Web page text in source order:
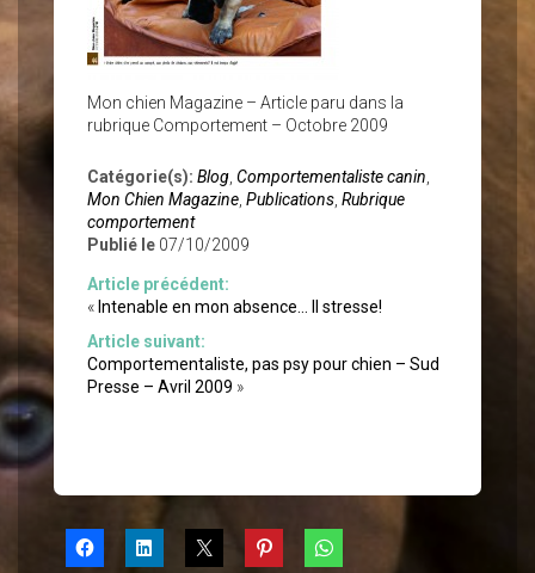
Mon chien Magazine – Article paru dans la
rubrique Comportement – Octobre 2009
Catégorie(s): Blog Comportementaliste canin
Mon Chien Magazine Publications Rubrique
comportement
Publié le 07/10/2009
Article précédent:
«Intenable en mon absence… Il stresse!
Article suivant:
Comportementaliste, pas psy pour chien – Sud
Presse – Avril 2009 »